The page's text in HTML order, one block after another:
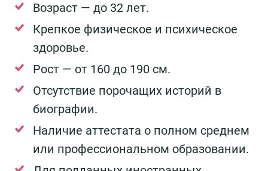
Возраст — до 32 лет.
Крепкое физическое и психическое
здоровье.
Рост — от 160 до 190 см.
Отсутствие порочащих историй в
биографии.
Наличие аттестата о полном среднем
или профессиональном образовании.